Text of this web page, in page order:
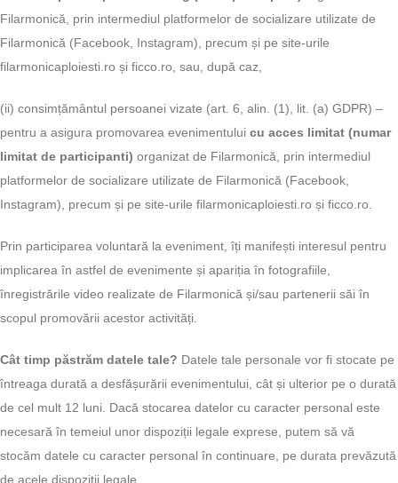
Filarmonică, prin intermediul platformelor de socializare utilizate de
Filarmonică (Facebook, Instagram), precum și pe site-urile
filarmonicaploiesti.ro și ficco.ro, sau, după caz,
(ii) consimțământul persoanei vizate (art. 6, alin. (1), lit. (a) GDPR) –
pentru a asigura promovarea evenimentului cu acces limitat (numar
limitat de participanti) organizat de Filarmonică, prin intermediul
platformelor de socializare utilizate de Filarmonică (Facebook,
Instagram), precum și pe site-urile filarmonicaploiesti.ro și ficco.ro.
Prin participarea voluntară la eveniment, îți manifești interesul pentru
implicarea în astfel de evenimente și apariția în fotografiile,
înregistrările video realizate de Filarmonică și/sau partenerii săi în
scopul promovării acestor activități.
Cât timp păstrăm datele tale? Datele tale personale vor fi stocate pe
întreaga durată a desfășurării evenimentului, cât și ulterior pe o durată
de cel mult 12 luni. Dacă stocarea datelor cu caracter personal este
necesară în temeiul unor dispoziții legale exprese, putem să vă
stocăm datele cu caracter personal în continuare, pe durata prevăzută
de acele dispoziții legale